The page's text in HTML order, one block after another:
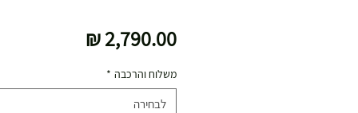
משלוח והרכבה *
לבחירה